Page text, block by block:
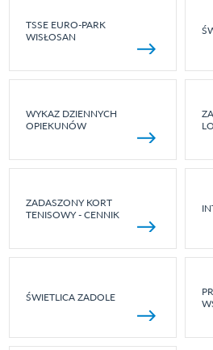
TSSE EURO-PARK
WISŁOSAN
WYKAZ DZIENNYCH
OPIEKUNÓW
ZADASZONY KORT
TENISOWY - CENNIK
ŚWIETLICA ZADOLE